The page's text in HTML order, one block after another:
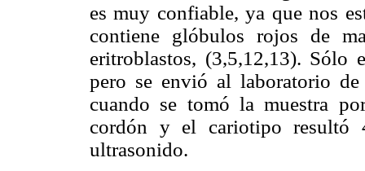
es muy confiable, ya que nos
contiene glóbulos rojos de
eritroblastos, (3,5,12,13).
pero se envió al laboratorio
cuando se tomó la muestra
cordón y el cariotipo resultó
ultrasonido.